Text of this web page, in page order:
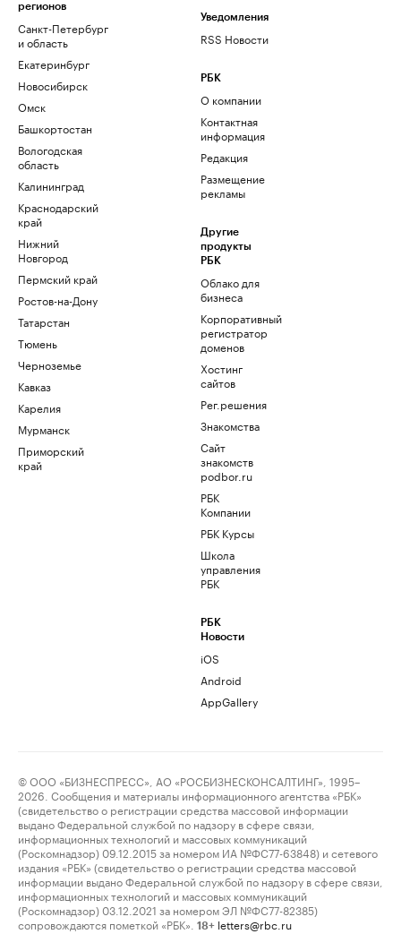
регионов
Санкт-Петербург
и область
Екатеринбург
Новосибирск
Омск
Башкортостан
Вологодская
область
Калининград
Краснодарский
край
Нижний
Новгород
Пермский край
Ростов-на-Дону
Татарстан
Тюмень
Черноземье
Кавказ
Карелия
Мурманск
Приморский
край
Уведомления
RSS Новости
РБК
О компании
Контактная
информация
Редакция
Размещение
рекламы
Другие
продукты
РБК
Облако для
бизнеса
Корпоративный
регистратор
доменов
Хостинг
сайтов
Рег.решения
Знакомства
Сайт
знакомств
podbor.ru
РБК
Компании
РБК Курсы
Школа
управления
РБК
РБК
Новости
iOS
Android
AppGallery
© ООО «БИЗНЕСПРЕСС», АО «РОСБИЗНЕСКОНСАЛТИНГ», 1995–
2026. Сообщения и материалы информационного агентства «РБК»
(свидетельство о регистрации средства массовой информации
выдано Федеральной службой по надзору в сфере связи,
информационных технологий и массовых коммуникаций
(Роскомнадзор) 09.12.2015 за номером ИА №ФС77-63848) и сетевого
издания «РБК» (свидетельство о регистрации средства массовой
информации выдано Федеральной службой по надзору в сфере связи,
информационных технологий и массовых коммуникаций
(Роскомнадзор) 03.12.2021 за номером ЭЛ №ФС77-82385)
сопровождаются пометкой «РБК».
18+ letters@rbc.ru